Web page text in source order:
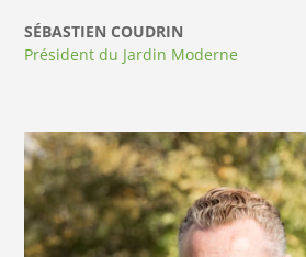
SÉBASTIEN COUDRIN
Président du Jardin Moderne